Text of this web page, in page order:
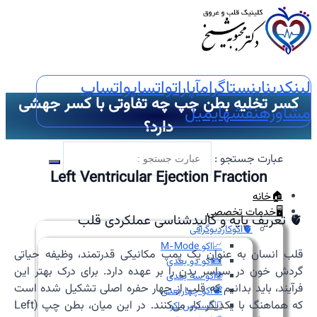
لینکدیناینستاگرامآپاراتواتساپواتساپ
مشاورهنقشهایمیل
عبارت جستجو :
🏠خانه
🖥️خدمات تخصصی
🫀اکوکاردیوگرافی
📈اکو M-Mode
📸اکو دو بعدی
🌐اکو سه بعدی
📽️اکو چهاربعدی
🏃‍♀️استرس اکو
کسر تخلیه بطن چپ چه تفاوتی با کسر جهشی
دارد؟
Left Ventricular Ejection Fraction
🫀 تعریف پایه و کالبدشناسی عملکردی قلب
قلب انسان به عنوان یک پمپ مکانیکی قدرتمند، وظیفه حیاتی
گردش خون در سراسر بدن را بر عهده دارد. برای درک بهتر این
فرآیند، باید بدانیم که قلب از چهار حفره اصلی تشکیل شده است
که هماهنگ با یکدیگر کار می‌کنند. در این میان، بطن چپ (Left